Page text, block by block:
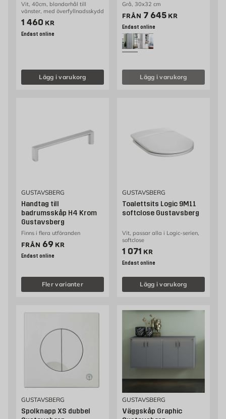
Vit, 40cm, blandarhål till
vänster, med överfyllnadsskydd
Pris 1460 kr
1 460 KR
Endast online
Lägg i varukorg
Grå, 30x32 cm
FRÅN Pris 6551 kr
7 645 KR
Endast online
Lägg i varukorg
GUSTAVSBERG
Handtag till
badrumsskåp H4 Krom
Gustavsberg
Finns i flera utföranden
FRÅN Pris 69 kr
69 KR
Endast online
Fler varianter
GUSTAVSBERG
Toalettsits Logic 9M11
softclose Gustavsberg
Vit, passar alla i Logic-serien,
softclose
Pris 1071 kr
1 071 KR
Endast online
Lägg i varukorg
GUSTAVSBERG
Spolknapp XS dubbel
GUSTAVSBERG
Väggskåp Graphic